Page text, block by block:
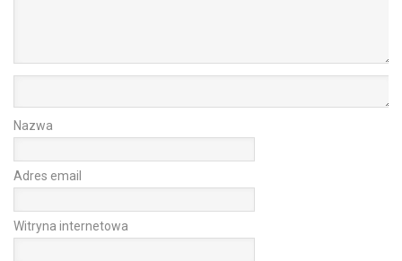
Nazwa
Adres email
Witryna internetowa